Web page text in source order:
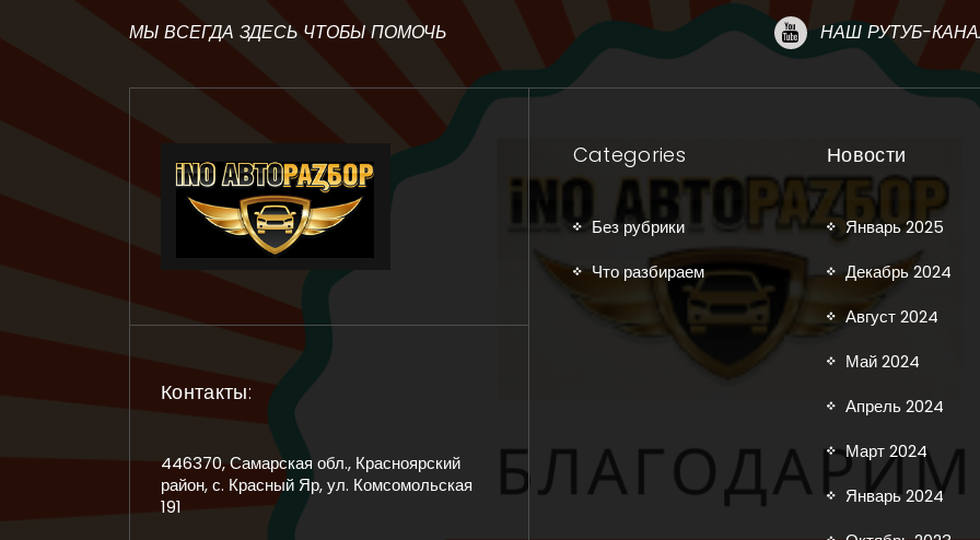
МЫ ВСЕГДА ЗДЕСЬ ЧТОБЫ ПОМОЧЬ НАШ РУТУБ-
Контакты:
446370, Самарская обл., Красноярский
район, с. Красный Яр, ул. Комсомольская
191
Categories
Без рубрики
Что разбираем
Новости
Январь 2025
Декабрь 2024
Август 2024
Май 2024
Апрель 2024
Март 2024
Январь 2024